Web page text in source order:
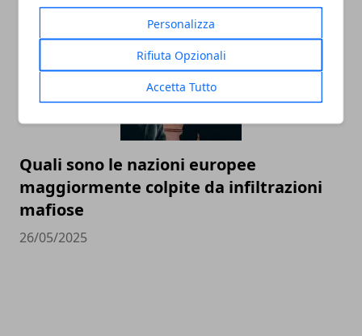
Personalizza
Rifiuta Opzionali
Accetta Tutto
Quali sono le nazioni europee
maggiormente colpite da infiltrazioni
mafiose
26/05/2025